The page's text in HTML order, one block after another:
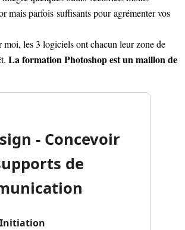
mais parfois suffisants pour agrémenter vos
les 3 logiciels ont chacun leur zone de
La formation Photoshop est un maillon de
- Concevoir
de